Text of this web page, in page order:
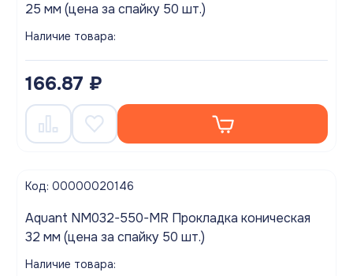
25 мм (цена за спайку 50 шт.)
Наличие товара:
166.87 ₽
Код: 00000020146
Aquant NM032-550-MR Прокладка коническая
32 мм (цена за спайку 50 шт.)
Наличие товара: